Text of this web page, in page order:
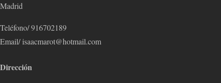
Madrid
Teléfono/ 916702189
Email/ isaacmarot@hotmail.com
Dirección